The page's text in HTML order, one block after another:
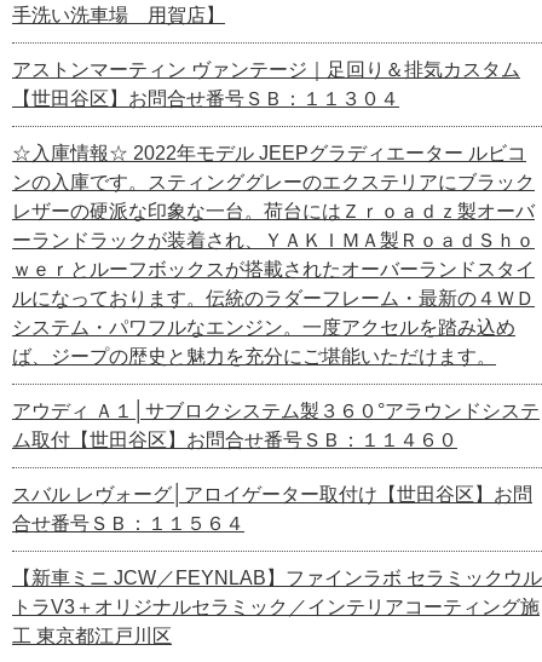
手洗い洗車場 用賀店】
アストンマーティン ヴァンテージ｜足回り＆排気カスタム
【世田谷区】お問合せ番号ＳＢ：１１３０４
☆入庫情報☆ 2022年モデル JEEPグラディエーター ルビコ
ンの入庫です。スティンググレーのエクステリアにブラック
レザーの硬派な印象な一台。荷台にはＺｒｏａｄｚ製オーバ
ーランドラックが装着され、ＹＡＫＩＭＡ製ＲｏａｄＳｈｏ
ｗｅｒとルーフボックスが搭載されたオーバーランドスタイ
ルになっております。伝統のラダーフレーム・最新の４ＷＤ
システム・パワフルなエンジン。一度アクセルを踏み込め
ば、ジープの歴史と魅力を充分にご堪能いただけます。
アウディ Ａ１│サブロクシステム製３６０°アラウンドシステ
ム取付【世田谷区】お問合せ番号ＳＢ：１１４６０
スバル レヴォーグ│アロイゲーター取付け【世田谷区】お問
合せ番号ＳＢ：１１５６４
【新車ミニ JCW／FEYNLAB】ファインラボ セラミックウル
トラV3＋オリジナルセラミック／インテリアコーティング施
工 東京都江戸川区